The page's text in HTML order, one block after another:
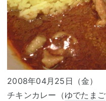
2008年04月25日（金）
チキンカレー（ゆでたまご